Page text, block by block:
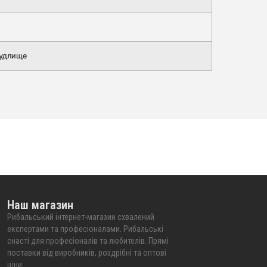
Наш магазин
Рибальський інтернет-магазин схвалений
експертами та професіоналами. Рибальські
снасті для професіоналів та любителів. Прямі
поставки від виробників, роздрібні та оптові
ціни.